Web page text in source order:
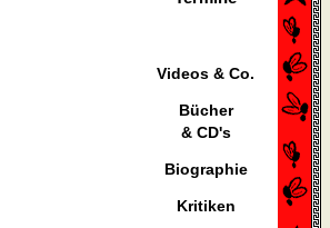
Videos & Co.
Bücher
& CD's
Biographie
Kritiken